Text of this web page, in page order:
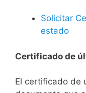
Solicitar
estado
Certificado de
El certificado de